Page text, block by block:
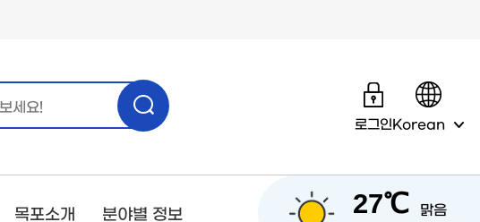
로그인Korean
목포소개 분야별 정보 27℃ 맑음